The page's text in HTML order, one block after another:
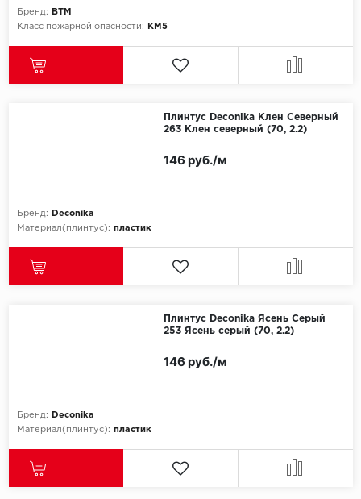
Бренд:
ВТМ
Класс пожарной опасности:
КМ5
Плинтус Deconika Клен Северный
263 Клен северный (70, 2.2)
Бренд:
Deconika
Материал(плинтус): пластик
146 руб./м
Плинтус Deconika Ясень Серый
253 Ясень серый (70, 2.2)
Бренд:
Deconika
Материал(плинтус): пластик
146 руб./м